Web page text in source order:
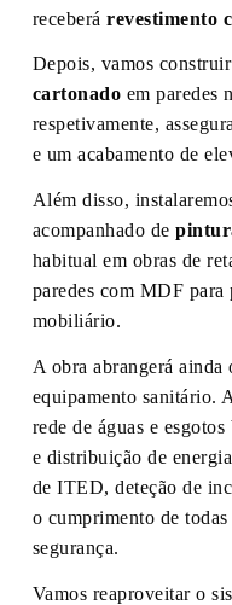
receberárevestimento
Depois, vamos construir
cartonado em paredes
respetivamente,
e um acabamento de
Além disso,
acompanhado de
habitual em obras de
paredes com MDF
mobiliário.
A obra abrangerá
equipamento sanitário.
rede de águas e
e distribuição de
de ITED, deteção de
o cumprimento de
segurança.
Vamos reaproveitar o